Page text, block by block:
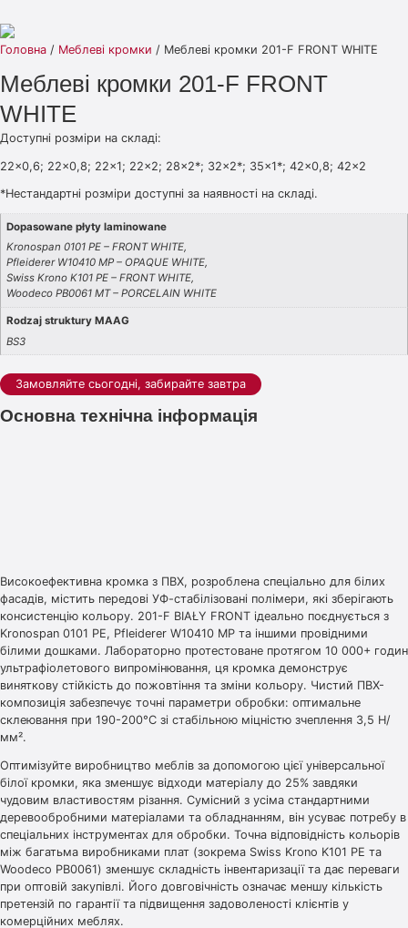
Головна / Меблеві кромки / Меблеві кромки 201-F FRONT WHITE
Меблеві кромки 201-F FRONT
WHITE
Доступні розміри на складі:
22×0,6; 22×0,8; 22×1; 22×2; 28×2*; 32×2*; 35×1*; 42×0,8; 42×2
*Нестандартні розміри доступні за наявності на складі.
Dopasowane płyty laminowane
Kronospan 0101 PE – FRONT WHITE,
Pfleiderer W10410 MP – OPAQUE WHITE,
Swiss Krono K101 PE – FRONT WHITE,
Woodeco PB0061 MT – PORCELAIN WHITE
Rodzaj struktury MAAG
BS3
Замовляйте сьогодні, забирайте завтра
Основна технічна інформація
Високоефективна кромка з ПВХ, розроблена спеціально для білих
фасадів, містить передові УФ-стабілізовані полімери, які зберігають
консистенцію кольору. 201-F BIAŁY FRONT ідеально поєднується з
Kronospan 0101 PE, Pfleiderer W10410 MP та іншими провідними
білими дошками. Лабораторно протестоване протягом 10 000+ годин
ультрафіолетового випромінювання, ця кромка демонструє
виняткову стійкість до пожовтіння та зміни кольору. Чистий ПВХ-
композиція забезпечує точні параметри обробки: оптимальне
склеювання при 190-200°C зі стабільною міцністю зчеплення 3,5 Н/
мм².
Оптимізуйте виробництво меблів за допомогою цієї універсальної
білої кромки, яка зменшує відходи матеріалу до 25% завдяки
чудовим властивостям різання. Сумісний з усіма стандартними
деревообробними матеріалами та обладнанням, він усуває потребу в
спеціальних інструментах для обробки. Точна відповідність кольорів
між багатьма виробниками плат (зокрема Swiss Krono K101 PE та
Woodeco PB0061) зменшує складність інвентаризації та дає переваги
при оптовій закупівлі. Його довговічність означає меншу кількість
претензій по гарантії та підвищення задоволеності клієнтів у
комерційних меблях.